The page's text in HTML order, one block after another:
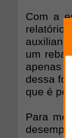
Com a
um
apenas
dessa
que é
Para